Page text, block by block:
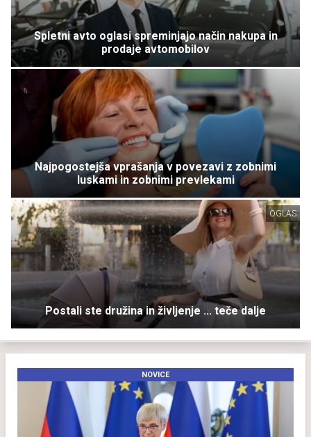
Spletni avto oglasi spreminjajo način nakupa in
prodaje avtomobilov
Najpogostejša vprašanja v povezavi z zobnimi
luskami in zobnimi prevlekami
OGLAS
Postali ste družina in življenje ... teče dalje
NOVICE